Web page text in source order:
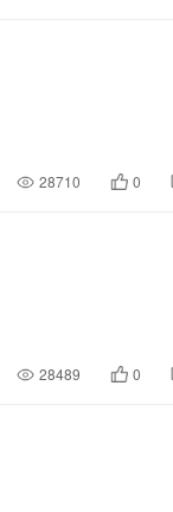
28710 0
28489 0